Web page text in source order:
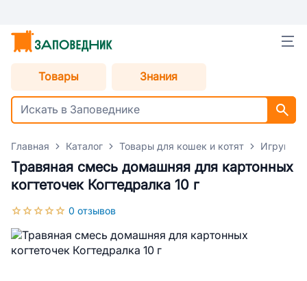
Товары Знания
Главная Каталог Товары для кошек и котят Игрушки
Травяная смесь домашняя для картонных
когтеточек Когтедралка 10 г
0 отзывов